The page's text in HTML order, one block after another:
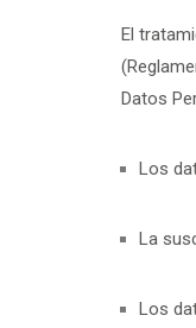
El
Datos
Los
La
Los